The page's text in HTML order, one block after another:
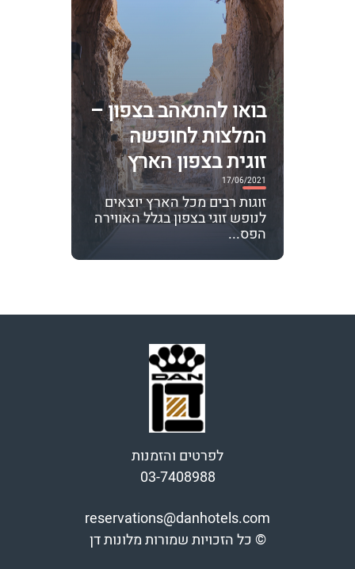
בואו להתאהב בצפון –
המלצות לחופשה
זוגית בצפון הארץ
17/06/2021
זוגות רבים מכל הארץ יוצאים
לנופש זוגי בצפון בגלל האווירה
הפס...
לפרטים והזמנות
03-7408988
reservations@danhotels.com
© כל הזכויות שמורות מלונות דן